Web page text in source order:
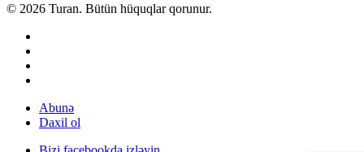
© 2026 Turan. Bütün hüquqlar qorunur.
Abunə
Daxil ol